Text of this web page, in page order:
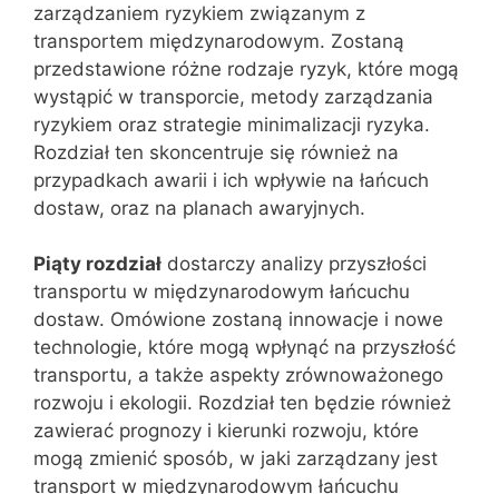
zarządzaniem ryzykiem związanym z
transportem międzynarodowym. Zostaną
przedstawione różne rodzaje ryzyk, które mogą
wystąpić w transporcie, metody zarządzania
ryzykiem oraz strategie minimalizacji ryzyka.
Rozdział ten skoncentruje się również na
przypadkach awarii i ich wpływie na łańcuch
dostaw, oraz na planach awaryjnych.
Piąty rozdział dostarczy analizy przyszłości
transportu w międzynarodowym łańcuchu
dostaw. Omówione zostaną innowacje i nowe
technologie, które mogą wpłynąć na przyszłość
transportu, a także aspekty zrównoważonego
rozwoju i ekologii. Rozdział ten będzie również
zawierać prognozy i kierunki rozwoju, które
mogą zmienić sposób, w jaki zarządzany jest
transport w międzynarodowym łańcuchu